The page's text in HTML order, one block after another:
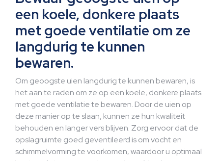
een koele, donkere plaats
met goede ventilatie om ze
langdurig te kunnen
bewaren.
Om geoogste uien langdurig te kunnen bewaren, is
het aan te raden om ze op een koele, donkere plaats
met goede ventilatie te bewaren. Door de uien op
deze manier op te slaan, kunnen ze hun kwaliteit
behouden en langer vers blijven. Zorg ervoor dat de
opslagruimte goed geventileerd is om vocht en
schimmelvorming te voorkomen, waardoor u optimaal